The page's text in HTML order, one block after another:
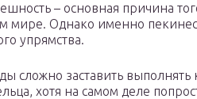
– основная причина
мире. Однако именно
упрямства.
сложно заставить
хотя на самом деле